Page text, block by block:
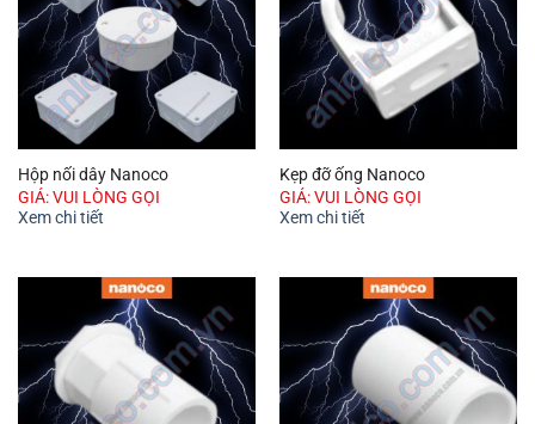
Hộp nối dây Nanoco
GIÁ: VUI LÒNG GỌI
Xem chi tiết
Kẹp đỡ ống Nanoco
GIÁ: VUI LÒNG GỌI
Xem chi tiết